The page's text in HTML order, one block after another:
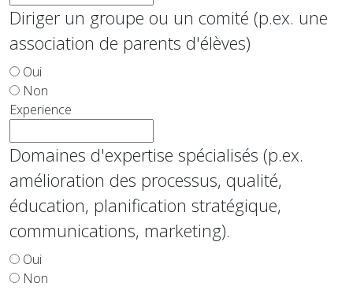
Diriger un groupe ou un comité (p.ex. une
association de parents d'élèves)
Oui
Non
Experience
Domaines d'expertise spécialisés (p.ex.
amélioration des processus, qualité,
éducation, planification stratégique,
communications, marketing).
Oui
Non